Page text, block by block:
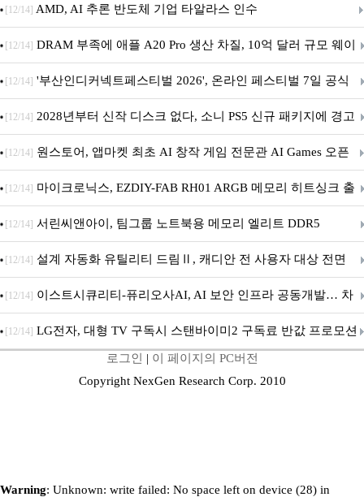
[12/14] AMD, AI 추론 반도체 기업 타알라스 인수
[12/14] DRAM 부족에 애플 A20 Pro 생산 차질, 10억 달러 규모 웨이
퍼 대기
[12/14] '부산인디커넥트페스티벌 2026', 온라인 페스티벌 7일 공식
개막... 22일간 진행
[12/14] 2028년부터 신작 디스크 없다, 소니 PS5 신규 패키지에 경고
문 추가
[12/14] 원스토어, 앱마켓 최초 AI 창작 게임 전문관 AI Games 오픈
[12/14] 마이크로닉스, EZDIY-FAB RH01 ARGB 메모리 히트싱크 출
시
[12/14] 서린씨앤아이, 팀그룹 노트북용 메모리 엘리트 DDR5
5600MHz 16GB 출시
[12/14] 설계 자동화 유틸리티 드림Ⅱ, 캐디안 전 사용자 대상 전면
무상 배포
[12/14] 이스트시큐리티-퓨리오사AI, AI 보안 인프라 공동개발… 차
세대 AI 보안 플랫폼 구축
[12/14] LG전자, 대형 TV 구독시 스탠바이미2 구독료 반값 프로모션
로그인 | 이 페이지의 PC버전
Copyright NexGen Research Corp. 2010
Warning: Unknown: write failed: No space left on device (28) in